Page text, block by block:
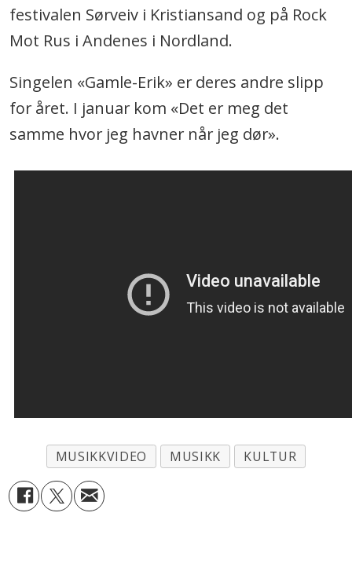
festivalen Sørveiv i Kristiansand og på Rock
Mot Rus i Andenes i Nordland.
Singelen «Gamle-Erik» er deres andre slipp
for året. I januar kom «Det er meg det
samme hvor jeg havner når jeg dør».
MUSIKKVIDEO MUSIKK KULTUR